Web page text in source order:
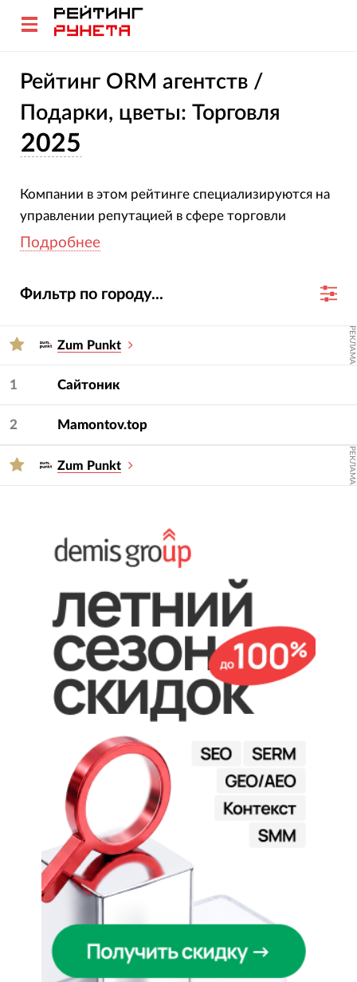
Рейтинг ORM агентств /
Подарки, цветы: Торговля
2025
Компании в этом рейтинге специализируются на
управлении репутацией в сфере торговли
подарками и цветами. Все участники
их проектов, услуг, отраслевой экспертизы и
— услугу и сферу.
Подробнее
Фильтр по городу...
Zum Punkt РЕКЛАМА
1 Сайтоник
2 Mamontov.top
Zum Punkt РЕКЛАМА